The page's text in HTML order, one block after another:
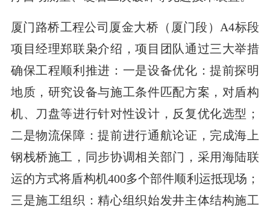
厦门路桥工程公司厦金大桥（厦门段）A4标段
项目经理郑联枭介绍，项目团队通过三大举措
确保工程顺利推进：一是设备优化：提前探明
地质，研究设备与施工条件匹配方案，对盾构
机、刀盘等进行针对性设计，反复优化选型；
二是物流保障：提前进行通航论证，完成海上
钢栈桥施工，同步协调相关部门，采用海陆联
运的方式将盾构机400多个部件顺利运抵现场；
三是施工组织：精心组织始发井主体结构施工